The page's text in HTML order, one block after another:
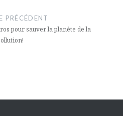
PRÉCÉDENT
pour sauver la planète de la